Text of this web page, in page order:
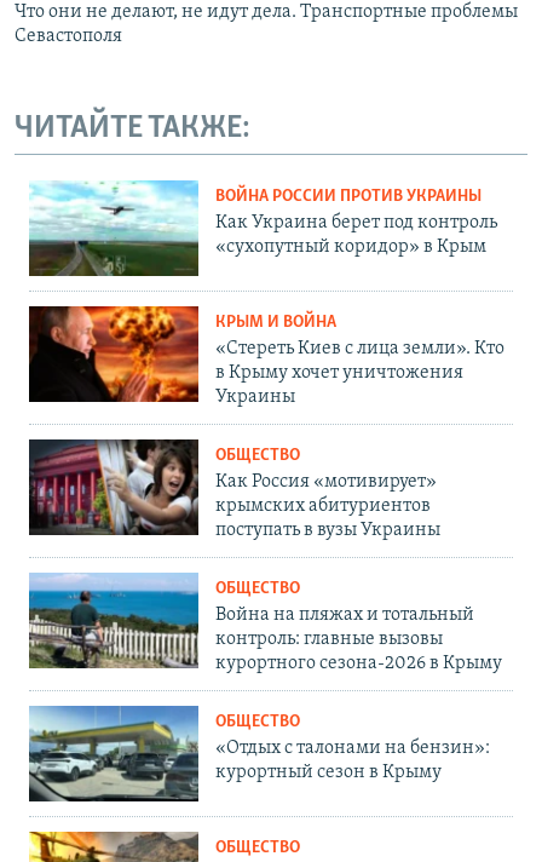
Что они не делают, не идут дела. Транспортные проблемы
Севастополя
ЧИТАЙТЕ ТАКЖЕ:
ВОЙНА РОССИИ ПРОТИВ УКРАИНЫ
Как Украина берет под контроль
«сухопутный коридор» в Крым
КРЫМ И ВОЙНА
«Стереть Киев с лица земли». Кто
в Крыму хочет уничтожения
Украины
ОБЩЕСТВО
Как Россия «мотивирует»
крымских абитуриентов
поступать в вузы Украины
ОБЩЕСТВО
Война на пляжах и тотальный
контроль: главные вызовы
курортного сезона-2026 в Крыму
ОБЩЕСТВО
«Отдых с талонами на бензин»:
курортный сезон в Крыму
ОБЩЕСТВО